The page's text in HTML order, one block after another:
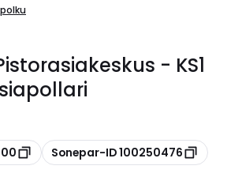
- KS1
Kopioi
Sonepar-ID 100250476